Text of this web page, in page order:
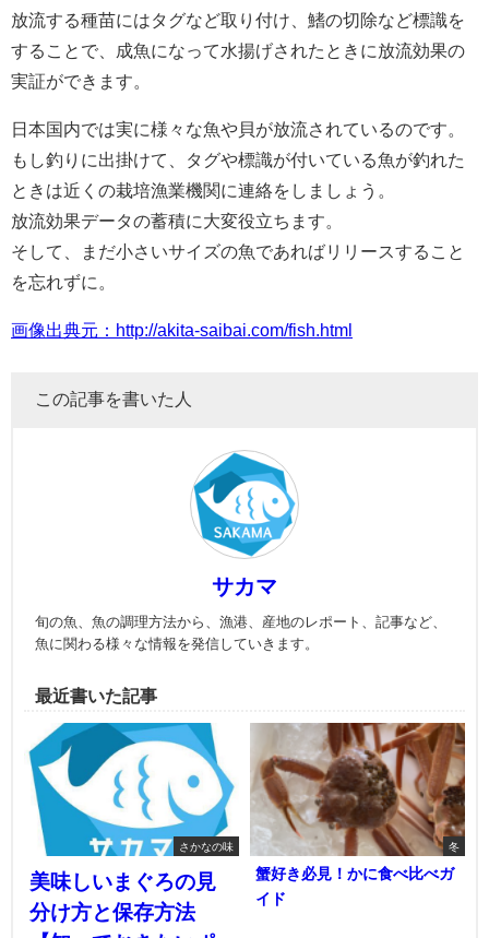
放流する種苗にはタグなど取り付け、鰭の切除など標識を
することで、成魚になって水揚げされたときに放流効果の
実証ができます。
日本国内では実に様々な魚や貝が放流されているのです。
もし釣りに出掛けて、タグや標識が付いている魚が釣れた
ときは近くの栽培漁業機関に連絡をしましょう。
放流効果データの蓄積に大変役立ちます。
そして、まだ小さいサイズの魚であればリリースすること
を忘れずに。
画像出典元：http://akita-saibai.com/fish.html
この記事を書いた人
サカマ
旬の魚、魚の調理方法から、漁港、産地のレポート、記事など、
魚に関わる様々な情報を発信していきます。
最近書いた記事
さかなの味
美味しいまぐろの見
分け方と保存方法
冬
蟹好き必見！かに食べ比べガ
イド